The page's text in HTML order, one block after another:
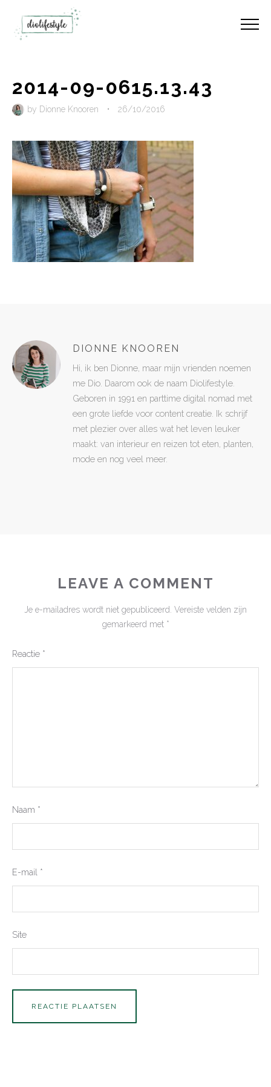
2014-09-0615.13.43
by Dionne Knooren • 26/10/2016
DIONNE KNOOREN
Hi, ik ben Dionne, maar mijn vrienden noemen
me Dio. Daarom ook de naam Diolifestyle.
Geboren in 1991 en parttime digital nomad met
een grote liefde voor content creatie. Ik schrijf
met plezier over alles wat het leven leuker
maakt: van interieur en reizen tot eten, planten,
mode en nog veel meer.
LEAVE A COMMENT
Je e-mailadres wordt niet gepubliceerd. Vereiste velden zijn
gemarkeerd met *
Reactie *
Naam *
E-mail *
Site